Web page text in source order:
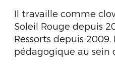
Il travaille comme
Soleil Rouge depuis
Ressorts depuis
pédagogique au sein